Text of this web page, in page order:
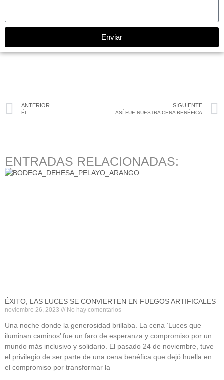
Enviar
ANTERIOR
ÉL
SIGUIENTE
ASÍ FUE NUESTRA CENA BENÉFICA
ENTRADAS RELACIONADAS:
ÉXITO, LAS LUCES SE CONVIERTEN EN FUEGOS ARTIFICALES
noviembre 26, 2023 No hay comentarios
Una noche donde la generosidad brillaba. La cena ‘Luces que
iluminan caminos’ fue un faro de esperanza y compromiso por un
mundo más inclusivo y solidario. El pasado 24 de noviembre, tuve
el privilegio de ser parte de una cena benéfica que dejó huella en
el compromiso por transformar la